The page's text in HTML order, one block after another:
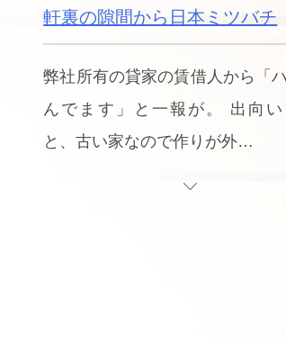
軒裏の隙間から日本ミツバチ
弊社所有の貸家の賃借人から「
んでます」と一報が。 出向い
と、古い家なので作りが外…